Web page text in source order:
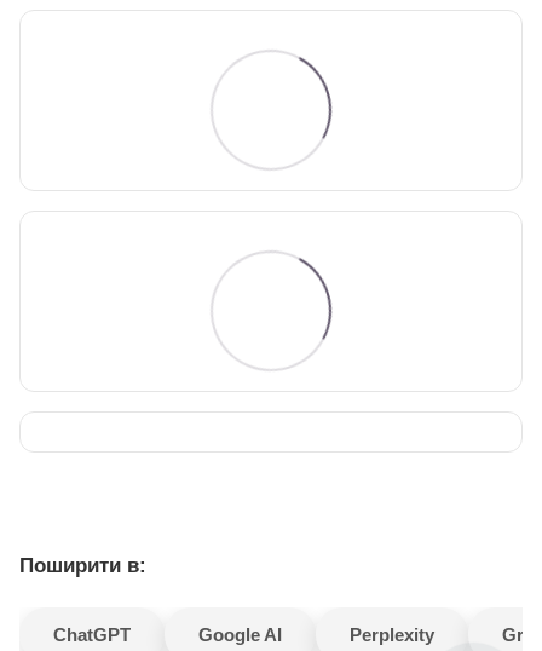
Поширити в:
ChatGPT Google AI Perplexity